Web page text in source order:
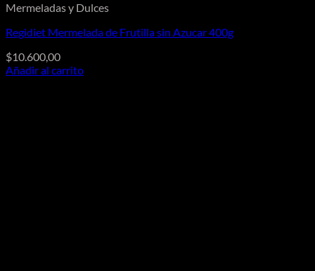
Mermeladas y Dulces
Regidiet Mermelada de Frutilla sin Azucar 400g
$10.600,00
Añadir al carrito